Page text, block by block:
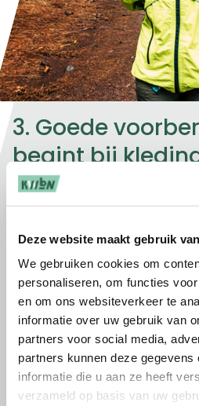
Deze website maakt gebruik
We gebruiken cookies om
personaliseren, om functies
en om ons websiteverkeer te
informatie over uw gebruik van
partners voor social media,
partners kunnen deze
informatie die u aan ze heeft
verzameld op basis van uw
3. Goede
begint bij
Herfstweer kan
hoeft geen reden te zijn
weer bestaat niet, alleen
Adviseer je deelnemers
aan te trekken en
wisselende
Laagjes: t-shirt, dunne
regenjas.
Accessoires:muts of
handschoenen bij kou.